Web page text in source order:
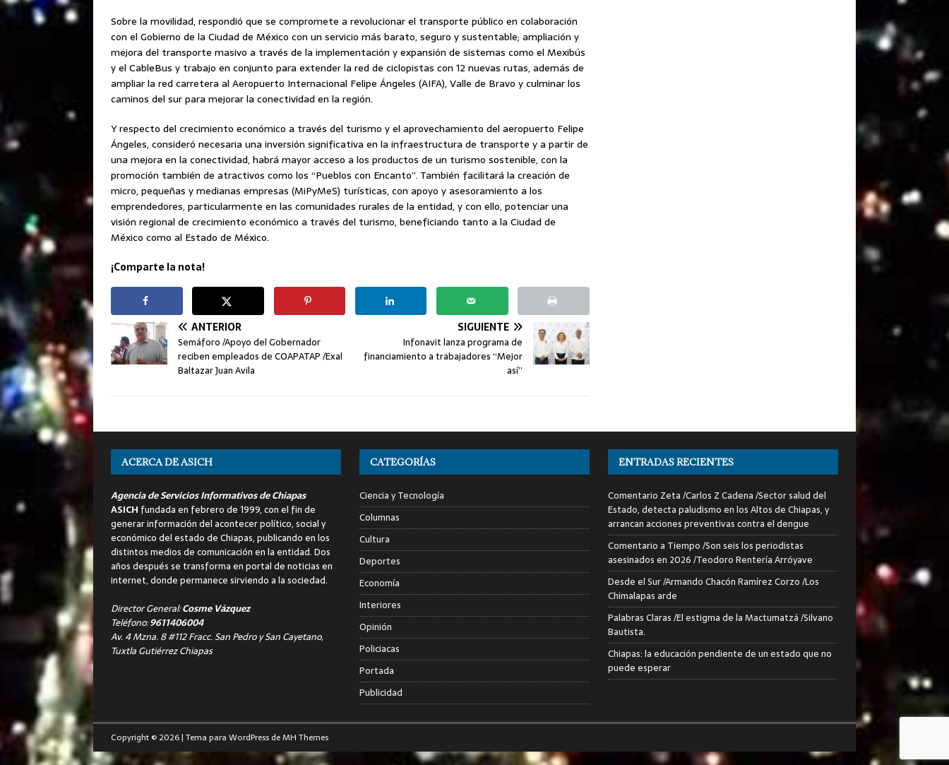
Sobre la movilidad, respondió que se compromete a revolucionar el transporte público en colaboración
con el Gobierno de la Ciudad de México con un servicio más barato, seguro y sustentable; ampliación y
mejora del transporte masivo a través de la implementación y expansión de sistemas como el Mexibús
y el CableBus y trabajo en conjunto para extender la red de ciclopistas con 12 nuevas rutas, además de
ampliar la red carretera al Aeropuerto Internacional Felipe Ángeles (AIFA), Valle de Bravo y culminar los
caminos del sur para mejorar la conectividad en la región.
Y respecto del crecimiento económico a través del turismo y el aprovechamiento del aeropuerto Felipe
Ángeles, consideró necesaria una inversión significativa en la infraestructura de transporte y a partir de
una mejora en la conectividad, habrá mayor acceso a los productos de un turismo sostenible, con la
promoción también de atractivos como los “Pueblos con Encanto”. También facilitará la creación de
micro, pequeñas y medianas empresas (MiPyMeS) turísticas, con apoyo y asesoramiento a los
emprendedores, particularmente en las comunidades rurales de la entidad, y con ello, potenciar una
visión regional de crecimiento económico a través del turismo, beneficiando tanto a la Ciudad de
México como al Estado de México.
¡Comparte la nota!
ANTERIOR
Semáforo /Apoyo del Gobernador
reciben empleados de COAPATAP /Exal
Baltazar Juan Avila
SIGUIENTE
Infonavit lanza programa de
financiamiento a trabajadores “Mejor
así”
ACERCA DE ASICH
Agencia de Servicios Informativos de Chiapas
ASICH fundada en febrero de 1999, con el fin de
generar información del acontecer político, social y
económico del estado de Chiapas, publicando en los
distintos medios de comunicación en la entidad. Dos
años después se transforma en portal de noticias en
internet, donde permanece sirviendo a la sociedad.
Director General:Cosme Vázquez
Teléfono:9611406004
Av. 4 Mzna. 8 #112 Fracc. San Pedro y San Cayetano,
Tuxtla Gutiérrez Chiapas
CATEGORÍAS
Ciencia y Tecnología
Columnas
Cultura
Deportes
Economía
Interiores
Opinión
Policiacas
Portada
Publicidad
ENTRADAS RECIENTES
Comentario Zeta /Carlos Z Cadena /Sector salud del
Estado, detecta paludismo en los Altos de Chiapas, y
arrancan acciones preventivas contra el dengue
Comentario a Tiempo /Son seis los periodistas
asesinados en 2026 /Teodoro Rentería Arróyave
Desde el Sur /Armando Chacón Ramírez Corzo /Los
Chimalapas arde
Palabras Claras /El estigma de la Mactumatzá /Silvano
Bautista.
Chiapas: la educación pendiente de un estado que no
puede esperar
Copyright © 2026 | Tema para WordPress deMH Themes